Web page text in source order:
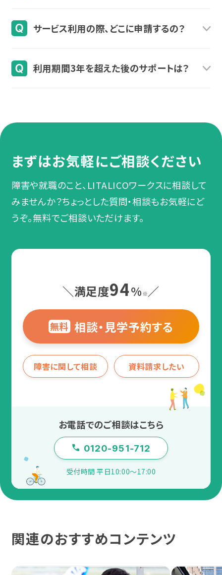
ば、ご利用が可能です。
の転職であり、次の職場へご入社するまでの離職
スを引き続きご利用いただくことができます。
サービス利用の際、どこに申請するの？
いの自治体窓口で受給者証の申請を行っていただ
利用期間3年を超えた後のサポートは？
地域の支援機関と連携を図りながら、サポート体
まずはお気軽にご相談ください
障害や就職のこと、LITALICOワークスに相談して
みませんか？ちょっとした質問・相談もお気軽にど
うぞ。無料でご相談いただけます。
＼満足度94%※／
無料 相談・見学予約する
障害に関して相談 資料請求したい
お電話でのご相談はこちら
0120-951-712
受付時間 平日10:00〜17:00
関連のおすすめコンテンツ